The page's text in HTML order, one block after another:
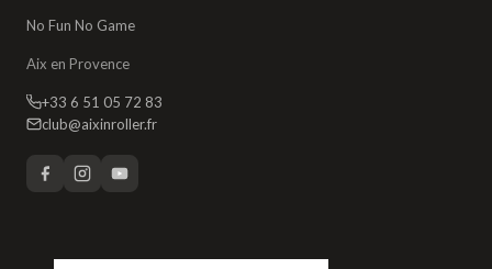
No Fun No Game
Aix en Provence
+33 6 51 05 72 83
club@aixinroller.fr